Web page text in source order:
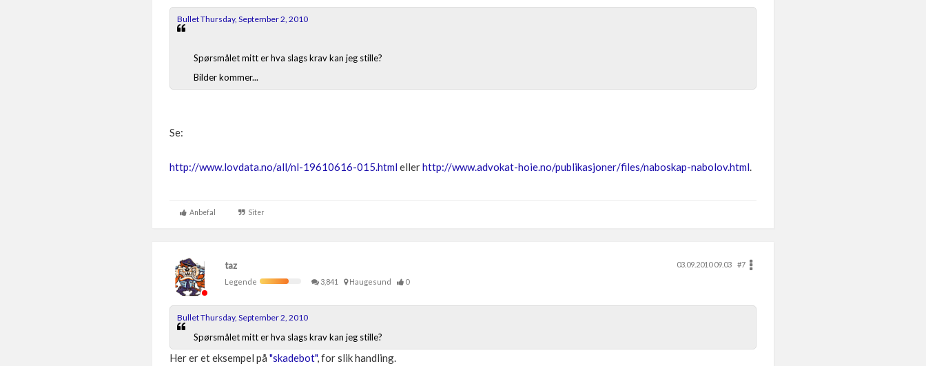
Bullet Thursday, September 2, 2010
Spørsmålet mitt er hva slags krav kan jeg stille?
Bilder kommer...
Se:
http://www.lovdata.no/all/nl-19610616-015.html ellerhttp://www.advokat-hoie.no/publikasjoner/files/naboskap-nabolov.html.
Anbefal Siter
taz 03.09.2010 09.03
#7
Legende
3,841 Haugesund 0
Bullet Thursday, September 2, 2010
Spørsmålet mitt er hva slags krav kan jeg stille?
Her er et eksempel på "skadebot", for slik handling.